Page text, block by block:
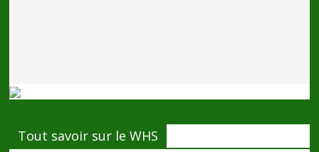
Tout savoir sur le WHS